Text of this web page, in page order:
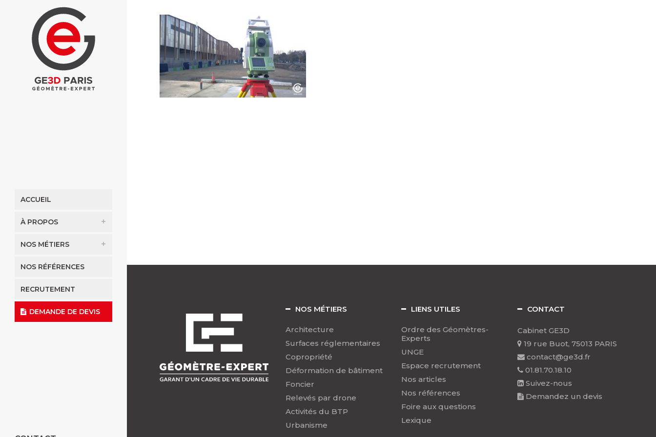
ACCUEIL
À PROPOS
NOS MÉTIERS
NOS RÉFÉRENCES
RECRUTEMENT
DEMANDE DE DEVIS NOS MÉTIERS
Architecture
Surfaces réglementaires
Copropriété
Déformation de bâtiment
Foncier
Relevés par drone
Activités du BTP
Urbanisme
LIENS UTILES
Ordre des Géomètres-
Experts
UNGE
Espace recrutement
Nos articles
Nos références
Foire aux questions
Lexique
CONTACT
Cabinet GE3D
19 rue Buot, 75013 PARIS
contact@ge3d.fr
01.81.70.18.10
Suivez-nous
Demandez un devis